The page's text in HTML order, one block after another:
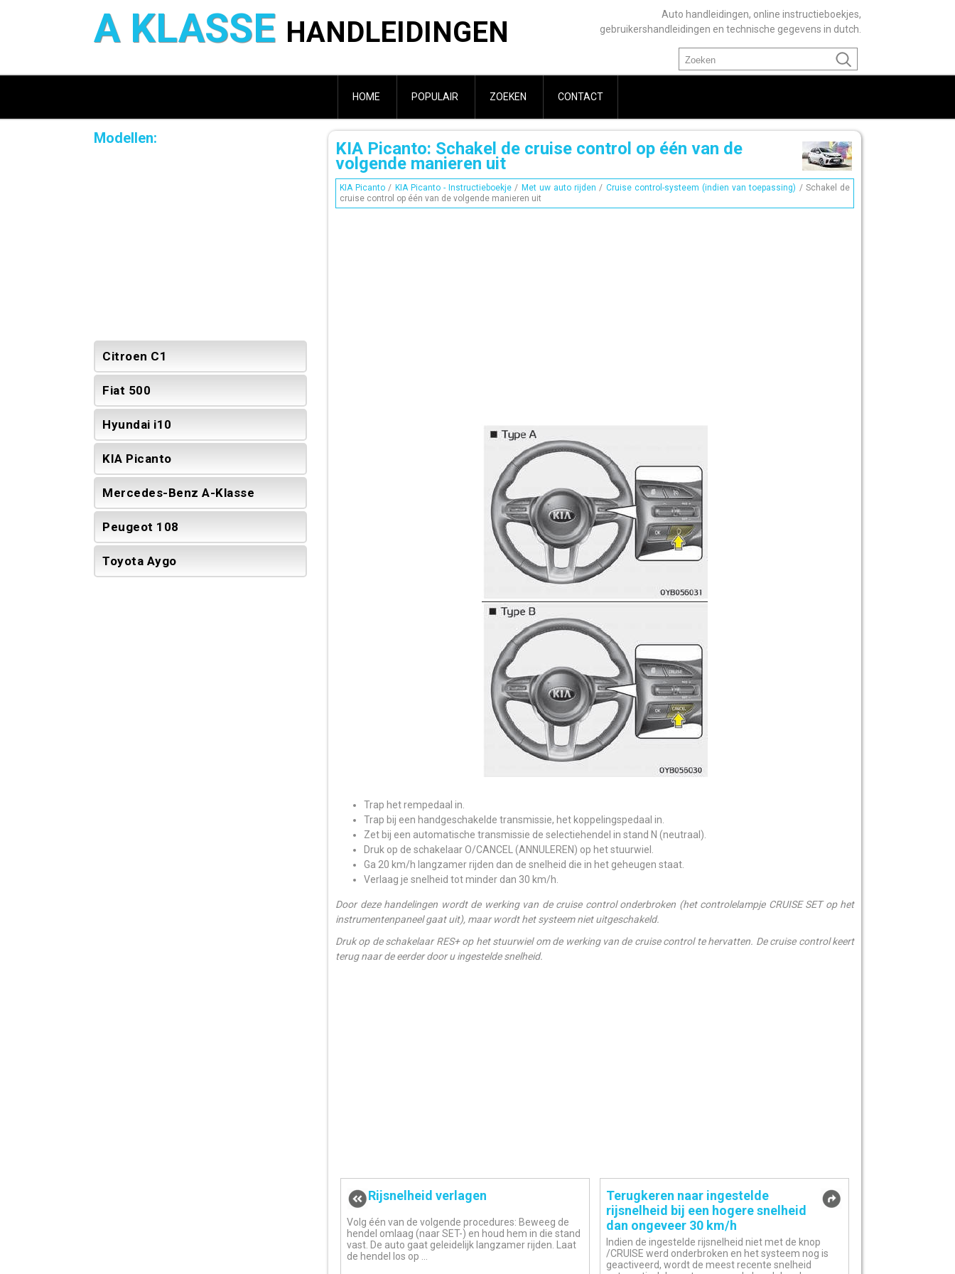
A KLASSE HANDLEIDINGEN
Auto handleidingen, online instructieboekjes,
gebruikershandleidingen en technische gegevens in dutch.
HOME POPULAIR ZOEKEN CONTACT
KIA Picanto: Schakel de cruise control op één van de
volgende manieren uit
KIA Picanto / KIA Picanto - Instructieboekje / Met uw auto rijden / Cruise control-systeem (indien van toepassing) / Schakel de
cruise control op één van de volgende manieren uit
Trap het rempedaal in.
Trap bij een handgeschakelde transmissie, het koppelingspedaal in.
Zet bij een automatische transmissie de selectiehendel in stand N (neutraal).
Druk op de schakelaar O/CANCEL (ANNULEREN) op het stuurwiel.
Ga 20 km/h langzamer rijden dan de snelheid die in het geheugen staat.
Verlaag je snelheid tot minder dan 30 km/h.
Door deze handelingen wordt de werking van de cruise control onderbroken (het controlelampje CRUISE SET op het
instrumentenpaneel gaat uit), maar wordt het systeem niet uitgeschakeld.
Druk op de schakelaar RES+ op het stuurwiel om de werking van de cruise control te hervatten. De cruise control keert
terug naar de eerder door u ingestelde snelheid.
Rijsnelheid verlagen
Volg één van de volgende procedures: Beweeg de
hendel omlaag (naar SET-) en houd hem in die stand
vast. De auto gaat geleidelijk langzamer rijden. Laat
de hendel los op ...
Terugkeren naar ingestelde
rijsnelheid bij een hogere snelheid
dan ongeveer 30 km/h
Indien de ingestelde rijsnelheid niet met de knop
/CRUISE werd onderbroken en het systeem nog is
geactiveerd, wordt de meest recente snelheid
Modellen:
Citroen C1
Fiat 500
Hyundai i10
KIA Picanto
Mercedes-Benz A-Klasse
Peugeot 108
Toyota Aygo